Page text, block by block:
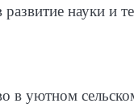
науки и
в уютном